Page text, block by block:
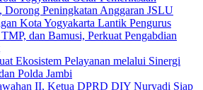
Dorong Peningkatan Anggaran JSLU
Kota Yogyakarta Lantik Pengurus
dan Bamusi, Perkuat Pengabdian
Ekosistem Pelayanan melalui Sinergi
Polda Jambi
II, Ketua DPRD DIY Nuryadi Siap